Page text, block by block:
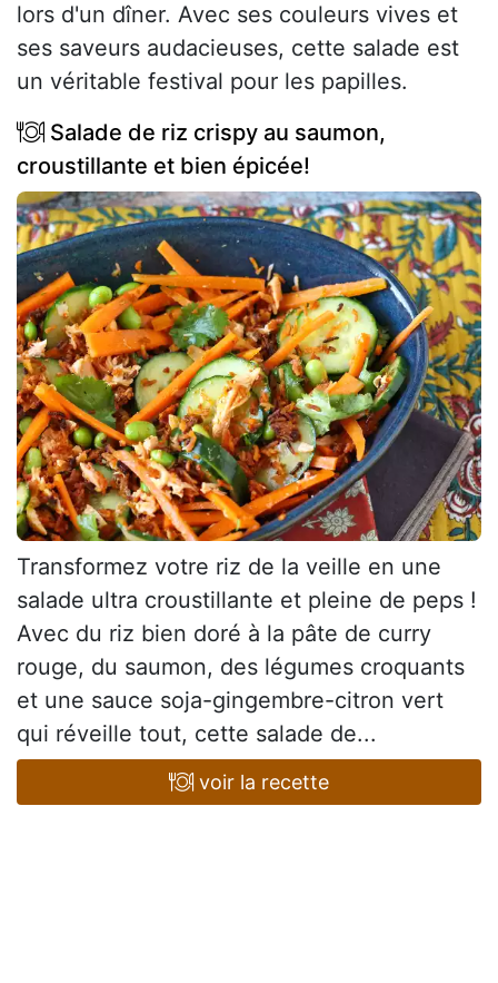
lors d'un dîner. Avec ses couleurs vives et
ses saveurs audacieuses, cette salade est
un véritable festival pour les papilles.
Salade de riz crispy au saumon,
croustillante et bien épicée!
Transformez votre riz de la veille en une
salade ultra croustillante et pleine de peps !
Avec du riz bien doré à la pâte de curry
rouge, du saumon, des légumes croquants
et une sauce soja-gingembre-citron vert
qui réveille tout, cette salade de...
voir la recette